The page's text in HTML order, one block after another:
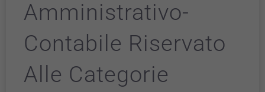
Amministrativo-
Contabile Riservato
Alle Categorie